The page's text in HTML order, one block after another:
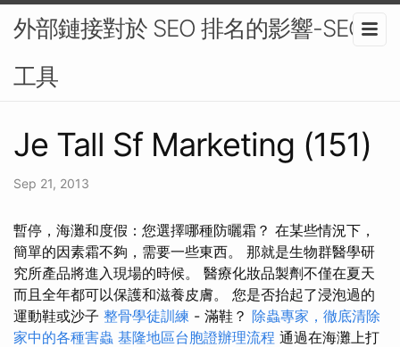
外部鏈接對於 SEO 排名的影響-SEO
工具
Je Tall Sf Marketing (151)
Sep 21, 2013
暫停，海灘和度假：您選擇哪種防曬霜？ 在某些情況下，
簡單的因素霜不夠，需要一些東西。 那就是生物群醫學研
究所產品將進入現場的時候。 醫療化妝品製劑不僅在夏天
而且全年都可以保護和滋養皮膚。 您是否抬起了浸泡過的
運動鞋或沙子 整骨學徒訓練 - 滿鞋？ 除蟲專家，徹底清除
家中的各種害蟲 基隆地區台胞證辦理流程 通過在海灘上打